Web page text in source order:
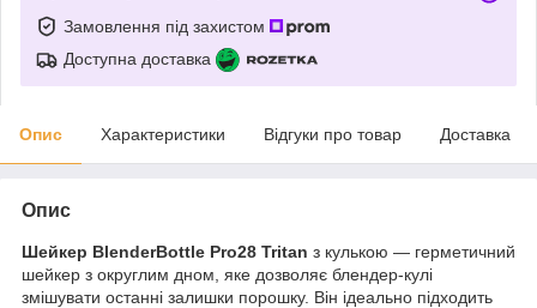
Замовлення під захистом
Доступна доставка
Опис Характеристики Відгуки про товар Доставка
Опис
Шейкер BlenderBottle Pro28 Tritan з кулькою — герметичний
шейкер з округлим дном, яке дозволяє блендер-кулі
змішувати останні залишки порошку. Він ідеально підходить